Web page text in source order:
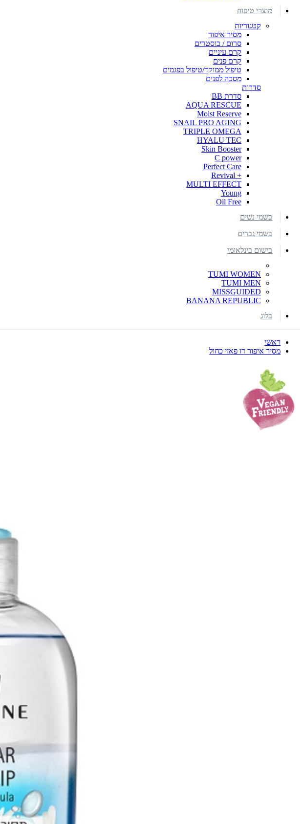
מוצרי טיפוח
קטגוריות
מסיר איפור
סרום / בוסטרים
קרם עיניים
קרם פנים
טיפול ממוקד/טיפול בפגמים
מסכה לפנים
סדרות
סדרת BB
AQUA RESCUE
Moist Reserve
SNAIL PRO AGING
TRIPLE OMEGA
HYALU TEC
Skin Booster
C power
Perfect Care
+ Revival
MULTI EFFECT
Young
Oil Free
בשמי נשים
בשמי גברים
בישום בינלאומי
TUMI WOMEN
TUMI MEN
MISSGUIDED
BANANA REPUBLIC
בלוג
ראשי
מסיר איפור דו פאזי כחול